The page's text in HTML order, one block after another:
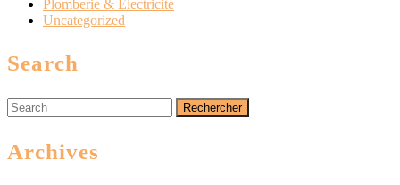
Plomberie & Electricité
Uncategorized
Search
Search
for:
Archives